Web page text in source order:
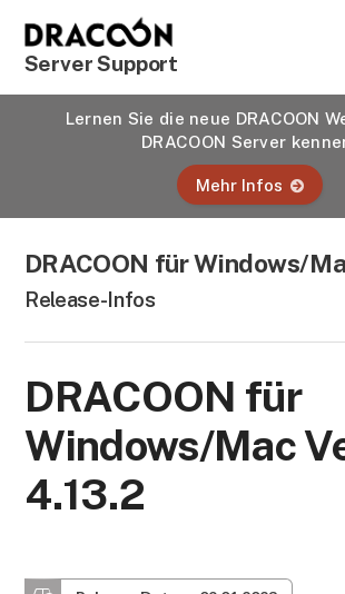
Server Support
Lernen Sie die neue DRACOON
DRACOON Server
Mehr Infos
DRACOON für Windows/
Release-Infos
DRACOON für
Windows/Mac
4.13.2